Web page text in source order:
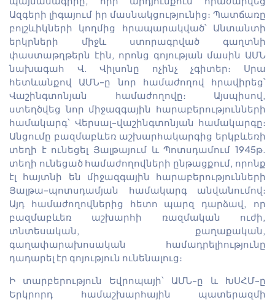
Ազգերի լիգայում իր մասնակցությունից։ Պատճառը
բոլշևիկների կողմից հրապարակված՝ Անտանտի
երկրների միջև ստորագրված գաղտնի
փաստաթղթերն էին, որոնց գոյության մասին ԱՄՆ
նախագահ Վ. Վիլսոնը ոչինչ չգիտեր։ Սրա
հետևանքով ԱՄՆ-ը նոր համաժողով հրավիրեց՝
Վաշինգտոնյան համաժողովը։ Այսպիսով,
ստեղծվեց նոր միջազգային հարաբերությունների
համակարգ՝ Վերսալ-վաշինգտոնյան համակարգը։
Անցումը բազմաբևեռ աշխարհակարգից երկբևեռի
տեղի է ունեցել Յալթայում և Պոտսդամում 1945թ.
տեղի ունեցած համաժողովների ընթացքում, որոնք
էլ հայտնի են միջազգային հարաբերությունների
Յալթա-պոտսդամյան համակարգ անվանումով։
Այդ համաժողովներից հետո պարզ դարձավ, որ
բազմաբևեռ աշխարհի ռազմական ուժի,
տնտեսական, քաղաքական,
գաղափարախոսական համադրելիությունը
դադարել էր գոյություն ունենալուց։
Ի տարբերություն Եվրոպայի՝ ԱՄՆ-ը և ԽՍՀՄ-ը
Երկրորդ համաշխարհային պատերազմի